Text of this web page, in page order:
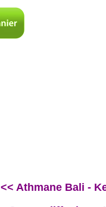
<< Athmane Bali -